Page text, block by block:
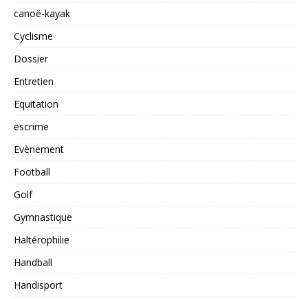
canoë-kayak
Cyclisme
Dossier
Entretien
Equitation
escrime
Evènement
Football
Golf
Gymnastique
Haltérophilie
Handball
Handisport